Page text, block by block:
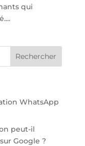
qui
WhatsApp
peut-il
Google ?